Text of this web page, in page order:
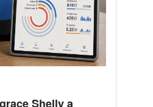
Shelly a